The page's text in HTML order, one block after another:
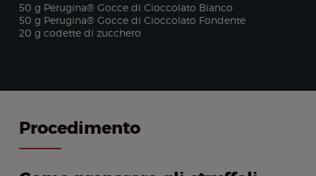
50 g Perugina® Gocce di Cioccolato Bianco
50 g Perugina® Gocce di Cioccolato Fondente
20 g codette di zucchero
Procedimento